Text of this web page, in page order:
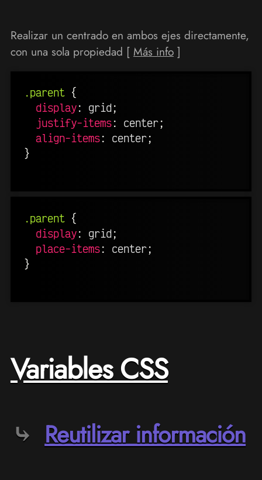
Realizar un centrado en ambos ejes directamente,
con una sola propiedad [ Más info]
.parent {
display: grid;
justify-items: center;
align-items: center;
}
.parent {
display: grid;
place-items: center;
}
Variables CSS
Reutilizar información